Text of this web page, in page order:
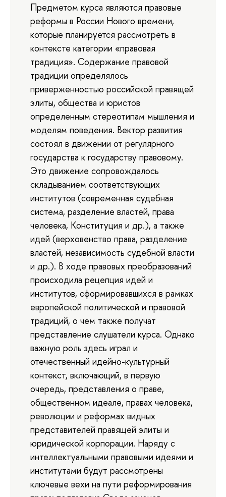
Предметом курса являются правовые
реформы в России Нового времени,
которые планируется рассмотреть в
контексте категории «правовая
традиция». Содержание правовой
традиции определялось
приверженностью российской правящей
элиты, общества и юристов
определенным стереотипам мышления и
моделям поведения. Вектор развития
состоял в движении от регулярного
государства к государству правовому.
Это движение сопровождалось
складыванием соответствующих
институтов (современная судебная
система, разделение властей, права
человека, Конституция и др.), а также
идей (верховенство права, разделение
властей, независимость судебной власти
и др.). В ходе правовых преобразований
происходила рецепция идей и
институтов, сформировавшихся в рамках
европейской политической и правовой
традиций, о чем также получат
представление слушатели курса. Однако
важную роль здесь играл и
отечественный идейно-культурный
контекст, включающий, в первую
очередь, представления о праве,
общественном идеале, правах человека,
революции и реформах видных
представителей правящей элиты и
юридической корпорации. Наряду с
интеллектуальными правовыми идеями и
институтами будут рассмотрены
ключевые вехи на пути реформирования